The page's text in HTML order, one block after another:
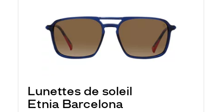
Lunettes de soleil
Etnia Barcelona